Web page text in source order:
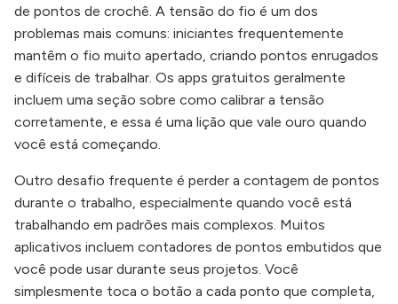
de pontos de crochê. A tensão do fio é um dos
problemas mais comuns: iniciantes frequentemente
mantêm o fio muito apertado, criando pontos enrugados
e difíceis de trabalhar. Os apps gratuitos geralmente
incluem uma seção sobre como calibrar a tensão
corretamente, e essa é uma lição que vale ouro quando
você está começando.
Outro desafio frequente é perder a contagem de pontos
durante o trabalho, especialmente quando você está
trabalhando em padrões mais complexos. Muitos
aplicativos incluem contadores de pontos embutidos que
você pode usar durante seus projetos. Você
simplesmente toca o botão a cada ponto que completa,